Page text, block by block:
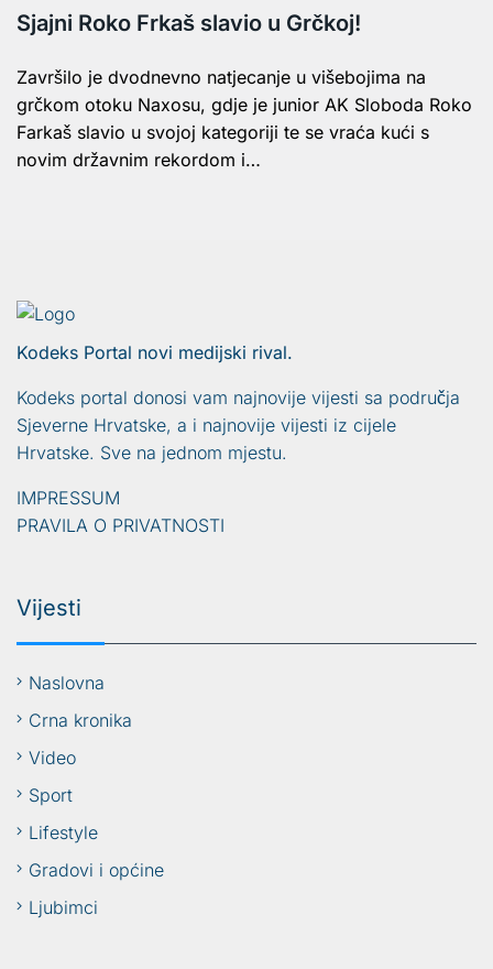
Sjajni Roko Frkaš slavio u Grčkoj!
Završilo je dvodnevno natjecanje u višebojima na
grčkom otoku Naxosu, gdje je junior AK Sloboda Roko
Farkaš slavio u svojoj kategoriji te se vraća kući s
novim državnim rekordom i…
Kodeks Portal novi medijski rival.
Kodeks portal donosi vam najnovije vijesti sa područja
Sjeverne Hrvatske, a i najnovije vijesti iz cijele
Hrvatske. Sve na jednom mjestu.
IMPRESSUM
PRAVILA O PRIVATNOSTI
Vijesti
Naslovna
Crna kronika
Video
Sport
Lifestyle
Gradovi i općine
Ljubimci